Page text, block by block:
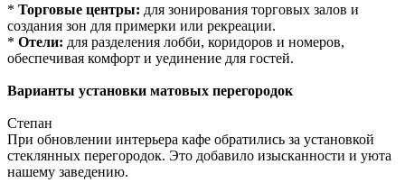
* Торговые центры: для зонирования торговых залов и
создания зон для примерки или рекреации.
* Отели: для разделения лобби, коридоров и номеров,
обеспечивая комфорт и уединение для гостей.
Варианты установки матовых перегородок
Степан
При обновлении интерьера кафе обратились за установкой
стеклянных перегородок. Это добавило изысканности и уюта
нашему заведению.